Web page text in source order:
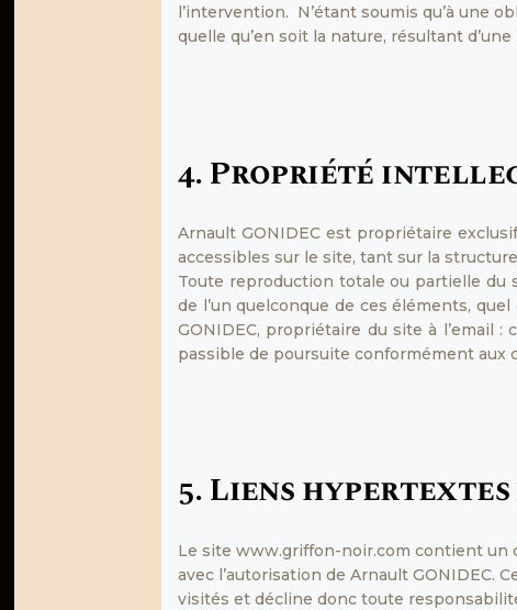
l’intervention. N’étant soumis qu’à une
quelle qu’en soit la nature, résultant
4. Propriété
Arnault GONIDEC est propriétaire
accessibles sur le site, tant sur la
Toute reproduction totale ou partielle du
de l’un quelconque de ces éléments,
GONIDEC, propriétaire du site à l’email
passible de poursuite conformément aux
5. Liens
Le site www.griffon-noir.com contient un
avec l’autorisation de Arnault GONIDEC.
visités et décline donc toute